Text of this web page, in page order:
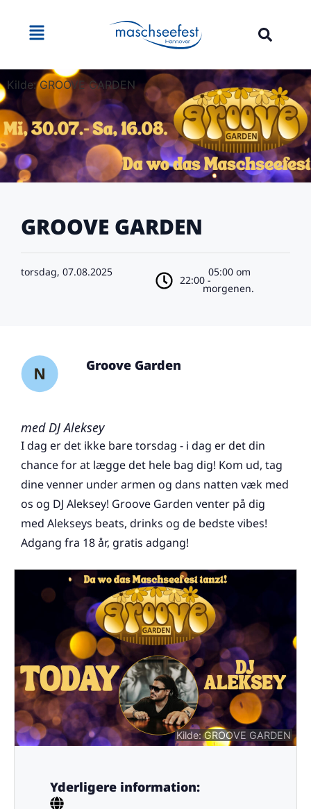
Kilde: GROOVE GARDEN
GROOVE GARDEN
torsdag, 07.08.2025
22:00 -
05:00 om
morgenen.
Groove Garden
med DJ Aleksey
I dag er det ikke bare torsdag - i dag er det din
chance for at lægge det hele bag dig! Kom ud, tag
dine venner under armen og dans natten væk med
os og DJ Aleksey! Groove Garden venter på dig
med Alekseys beats, drinks og de bedste vibes!
Adgang fra 18 år, gratis adgang!
Kilde: GROOVE GARDEN
Yderligere information: